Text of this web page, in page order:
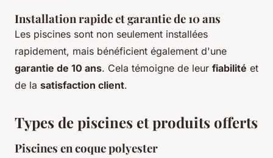
Installation rapide et garantie de 10 ans
Les piscines sont non seulement installées
rapidement, mais bénéficient également d'une
garantie de 10 ans. Cela témoigne de leur fiabilité et
de la satisfaction client.
Types de piscines et produits offerts
Piscines en coque polyester